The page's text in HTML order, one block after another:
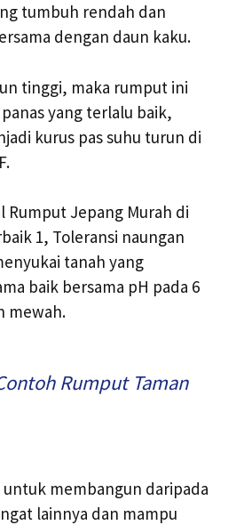
tumbuh rendah dan
dengan daun kaku.
tinggi, maka rumput ini
yang terlalu baik,
kurus pas suhu turun di
Rumput Jepang Murah di
1, Toleransi naungan
tanah yang
baik bersama pH pada 6
mewah.
Rumput Taman
untuk membangun daripada
lainnya dan mampu